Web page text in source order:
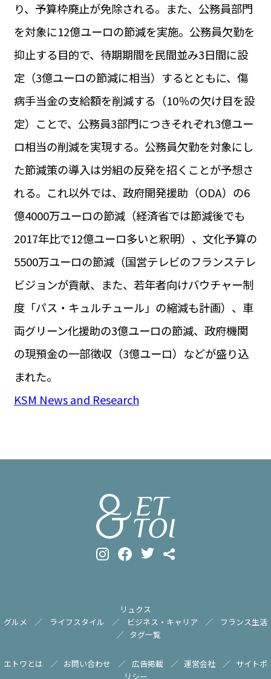
#フランスの教育制度
#アプリ
#いざという時に
#カルカッソンヌ Carcassonne
#サステナブル
#フランス生活
#レシピ #ビューティー
#コスメ
#アルザス地方
#フランスの地方 #フロマージュ
#おでかけ
り、予算枠廃止が免除される。また、公務員部門
を対象に12億ユーロの節減を実施。公務員欠勤を
抑止する目的で、待期期間を民間並み3日間に設
定（3億ユーロの節減に相当）するとともに、傷
病手当金の支給額を削減する（10％の欠け目を設
定）ことで、公務員3部門につきそれぞれ3億ユー
ロ相当の削減を実現する。公務員欠勤を対象にし
た節減策の導入は労組の反発を招くことが予想さ
れる。これ以外では、政府開発援助（ODA）の6
億4000万ユーロの節減（経済省では節減後でも
2017年比で12億ユーロ多いと釈明）、文化予算の
5500万ユーロの節減（国営テレビのフランステレ
ビジョンが貢献、また、若年者向けバウチャー制
度「パス・キュルチュール」の縮減も計画）、車
両グリーン化援助の3億ユーロの節減、政府機関
の現預金の一部徴収（3億ユーロ）などが盛り込
まれた。
KSM News and Research
リュクス
グルメ
ライフスタイル ビジネス・キャリア
フランス生活
タグ一覧
エトワとは お問い合わせ 広告掲載 運営会社
サイトポ
リシー